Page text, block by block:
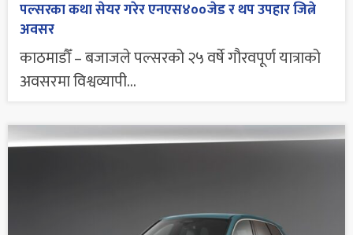
पल्सरका कथा सेयर गरेर एनएस४००जेड र थप उपहार जित्ने
अवसर
काठमाडौँ – बजाजले पल्सरको २५ वर्षे गौरवपूर्ण यात्राको
अवसरमा विश्वव्यापी...